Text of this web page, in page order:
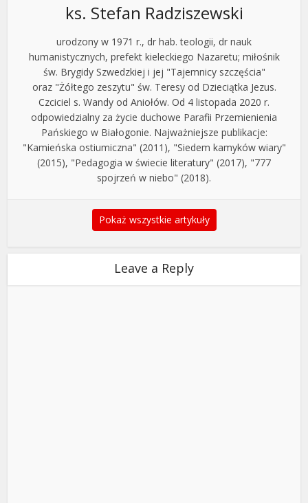
ks. Stefan Radziszewski
urodzony w 1971 r., dr hab. teologii, dr nauk
humanistycznych, prefekt kieleckiego Nazaretu; miłośnik
św. Brygidy Szwedzkiej i jej "Tajemnicy szczęścia"
oraz "Żółtego zeszytu" św. Teresy od Dzieciątka Jezus.
Czciciel s. Wandy od Aniołów. Od 4 listopada 2020 r.
odpowiedzialny za życie duchowe Parafii Przemienienia
Pańskiego w Białogonie. Najważniejsze publikacje:
"Kamieńska ostiumiczna" (2011), "Siedem kamyków wiary"
(2015), "Pedagogia w świecie literatury" (2017), "777
spojrzeń w niebo" (2018).
Pokaż wszystkie artykuły
Leave a Reply